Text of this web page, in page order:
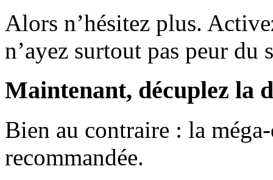
Alors n’hésitez plus.
n’ayez surtout pas peur du
Maintenant, décuplez la
Bien au contraire : la
recommandée.